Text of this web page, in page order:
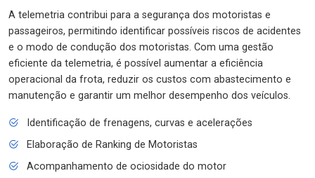
A telemetria contribui para a segurança dos motoristas e
passageiros, permitindo identificar possíveis riscos de acidentes
e o modo de condução dos motoristas. Com uma gestão
eficiente da telemetria, é possível aumentar a eficiência
operacional da frota, reduzir os custos com abastecimento e
manutenção e garantir um melhor desempenho dos veículos.
Identificação de frenagens, curvas e acelerações
Elaboração de Ranking de Motoristas
Acompanhamento de ociosidade do motor